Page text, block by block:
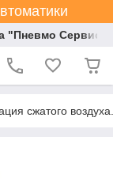
"Пневмо Сервис
сжатого